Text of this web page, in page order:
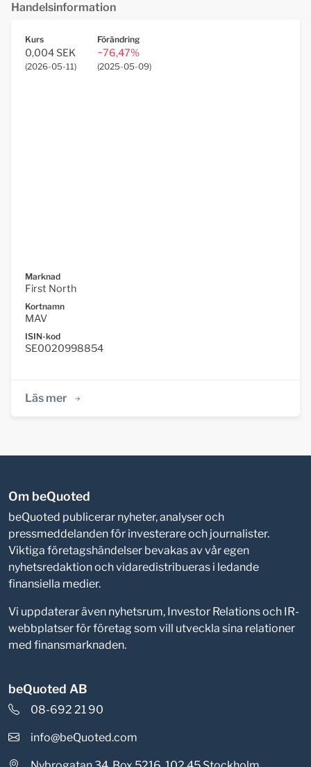
Handelsinformation
Kurs
0,004 SEK
(2026-05-11)
Förändring
−76,47%
(2025-05-09)
Marknad
First North
Kortnamn
MAV
ISIN-kod
SE0020998854
Läs mer
Om beQuoted
beQuoted publicerar nyheter, analyser och
pressmeddelanden för investerare och journalister.
Viktiga företagshändelser bevakas av vår egen
nyhetsredaktion och vidaredistribueras i ledande
finansiella medier.
Vi uppdaterar även nyhetsrum, Investor Relations och IR-
webbplatser för företag som vill utveckla sina relationer
med finansmarknaden.
beQuoted AB
08-692 21 90
info@beQuoted.com